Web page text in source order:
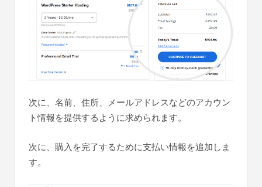
次に、名前、住所、メールアドレスなどのアカウン
ト情報を提供するように求められます。
次に、購入を完了するために支払い情報を追加しま
す。